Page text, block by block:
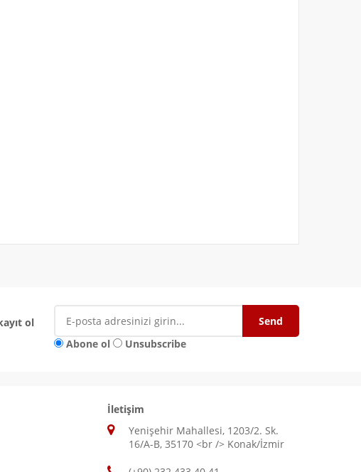
ol
Abone ol
Unsubscribe
İletişim
Yenişehir Mahallesi, 1203/2. Sk.
16/A-B, 35170 <br /> Konak/İzmir